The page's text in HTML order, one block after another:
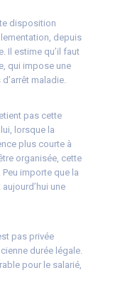
disposition
depuis
Il estime qu’il faut
qui impose une
maladie.
pas cette
lorsque la
plus courte à
organisée, cette
Peu importe que la
une
pas privée
durée légale.
pour le salarié,